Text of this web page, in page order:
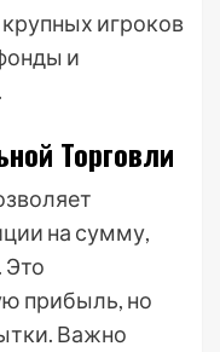
игроков
и
Торговли
на сумму,
прибыль, но
Важно